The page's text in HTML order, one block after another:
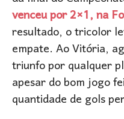
venceu por 2×1, na
resultado, o tricolor
empate. Ao Vitória,
triunfo por qualquer
apesar do bom jogo
quantidade de gols